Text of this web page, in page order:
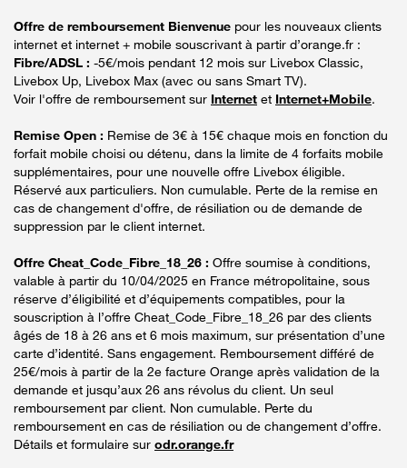
Offre de remboursement Bienvenue pour les nouveaux clients
internet et internet + mobile souscrivant à partir d’orange.fr :
Fibre/ADSL : -5€/mois pendant 12 mois sur Livebox Classic,
Livebox Up, Livebox Max (avec ou sans Smart TV).
Voir l'offre de remboursement sur Internet et Internet+Mobile.
Remise Open : Remise de 3€ à 15€ chaque mois en fonction du
forfait mobile choisi ou détenu, dans la limite de 4 forfaits mobile
supplémentaires, pour une nouvelle offre Livebox éligible.
Réservé aux particuliers. Non cumulable. Perte de la remise en
cas de changement d'offre, de résiliation ou de demande de
suppression par le client internet.
Offre Cheat_Code_Fibre_18_26 : Offre soumise à conditions,
valable à partir du 10/04/2025 en France métropolitaine, sous
réserve d’éligibilité et d’équipements compatibles, pour la
souscription à l’offre Cheat_Code_Fibre_18_26 par des clients
âgés de 18 à 26 ans et 6 mois maximum, sur présentation d’une
carte d’identité. Sans engagement. Remboursement différé de
25€/mois à partir de la 2e facture Orange après validation de la
demande et jusqu’aux 26 ans révolus du client. Un seul
remboursement par client. Non cumulable. Perte du
remboursement en cas de résiliation ou de changement d’offre.
Détails et formulaire sur odr.orange.fr